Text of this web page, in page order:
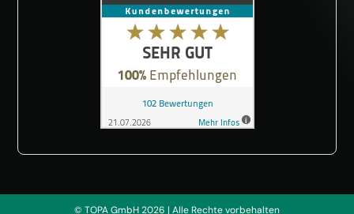
© TOPA GmbH 2026 | Alle Rechte vorbehalten